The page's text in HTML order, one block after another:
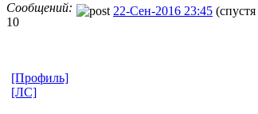
Сообщений:
10
22-Сен-2016 23:45
[Профиль]
[ЛС]